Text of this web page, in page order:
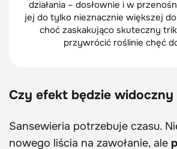
działania – dosłownie i w
jej do tylko nieznacznie większej
choć zaskakująco skuteczny
przywrócić roślinie chęć
Czy efekt będzie widoczny
Sansewieria potrzebuje czasu.
nowego liścia na zawołanie, ale